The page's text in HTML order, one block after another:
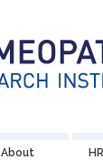
About